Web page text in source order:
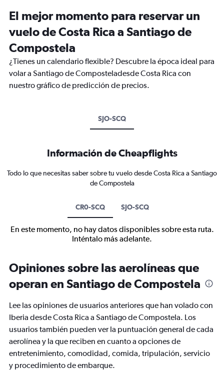
El mejor momento para reservar un
vuelo de Costa Rica a Santiago de
Compostela
¿Tienes un calendario flexible? Descubre la época ideal para
volar a Santiago de Composteladesde Costa Rica con
nuestro gráfico de predicción de precios.
SJO-SCQ
Información de Cheapflights
Todo lo que necesitas saber sobre tu vuelo desde Costa Rica a Santiago
de Compostela
CR0-SCQ SJO-SCQ
En este momento, no hay datos disponibles sobre esta ruta.
Inténtalo más adelante.
Opiniones sobre las aerolíneas que
operan en Santiago de Compostela
Lee las opiniones de usuarios anteriores que han volado con
Iberia desde Costa Rica a Santiago de Compostela. Los
usuarios también pueden ver la puntuación general de cada
aerolínea y la que reciben en cuanto a opciones de
entretenimiento, comodidad, comida, tripulación, servicio
y procedimiento de embarque.